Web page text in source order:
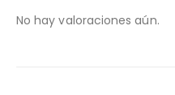
No hay valoraciones aún.